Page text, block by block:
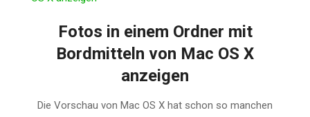
Fotos in einem Ordner mit
Bordmitteln von Mac OS X
anzeigen
07-
Die Vorschau von Mac OS X hat schon so manchen